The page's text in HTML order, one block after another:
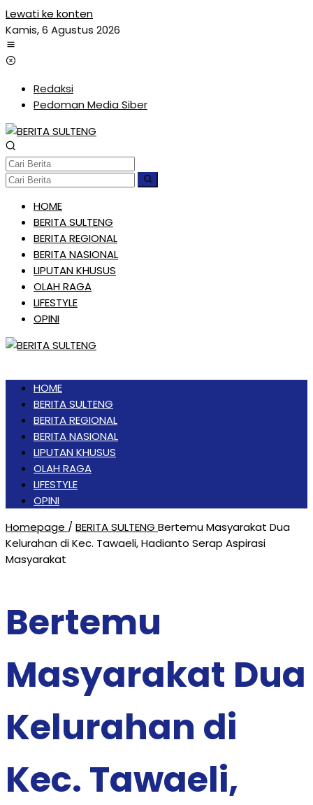
Lewati ke konten
Kamis, 6 Agustus 2026
Redaksi
Pedoman Media Siber
HOME
BERITA SULTENG
BERITA REGIONAL
BERITA NASIONAL
LIPUTAN KHUSUS
OLAH RAGA
LIFESTYLE
OPINI
HOME
BERITA SULTENG
BERITA REGIONAL
BERITA NASIONAL
LIPUTAN KHUSUS
OLAH RAGA
LIFESTYLE
OPINI
Homepage / BERITA SULTENG Bertemu Masyarakat Dua
Kelurahan di Kec. Tawaeli, Hadianto Serap Aspirasi
Masyarakat
Bertemu
Masyarakat Dua
Kelurahan di
Kec. Tawaeli,